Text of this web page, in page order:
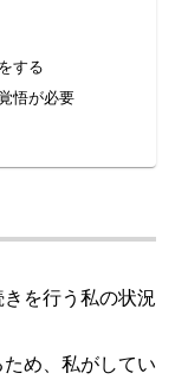
する
悟が必要
を行う私の状況
め、私がしてい